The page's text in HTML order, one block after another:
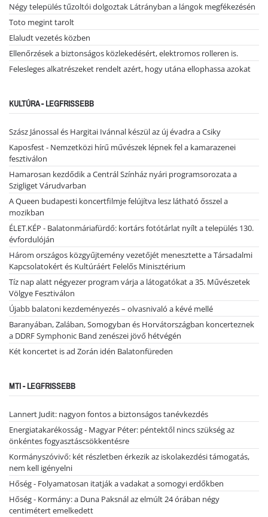
Négy település tűzoltói dolgoztak Látrányban a lángok megfékezésén
Toto megint tarolt
Elaludt vezetés közben
Ellenőrzések a biztonságos közlekedésért, elektromos rolleren is.
Felesleges alkatrészeket rendelt azért, hogy utána ellophassa azokat
KULTÚRA - LEGFRISSEBB
Szász Jánossal és Hargitai Ivánnal készül az új évadra a Csiky
Kaposfest - Nemzetközi hírű művészek lépnek fel a kamarazenei
fesztiválon
Hamarosan kezdődik a Centrál Színház nyári programsorozata a
Szigliget Várudvarban
A Queen budapesti koncertfilmje felújítva lesz látható ősszel a
mozikban
ÉLET.KÉP - Balatonmáriafürdő: kortárs fotótárlat nyílt a település 130.
évfordulóján
Három országos közgyűjtemény vezetőjét menesztette a Társadalmi
Kapcsolatokért és Kultúráért Felelős Minisztérium
Tíz nap alatt négyezer program várja a látogatókat a 35. Művészetek
Völgye Fesztiválon
Újabb balatoni kezdeményezés – olvasnivaló a kévé mellé
Baranyában, Zalában, Somogyban és Horvátországban koncerteznek
a DDRF Symphonic Band zenészei jövő hétvégén
Két koncertet is ad Zorán idén Balatonfüreden
MTI - LEGFRISSEBB
Lannert Judit: nagyon fontos a biztonságos tanévkezdés
Energiatakarékosság - Magyar Péter: péntektől nincs szükség az
önkéntes fogyasztáscsökkentésre
Kormányszóvivő: két részletben érkezik az iskolakezdési támogatás,
nem kell igényelni
Hőség - Folyamatosan itatják a vadakat a somogyi erdőkben
Hőség - Kormány: a Duna Paksnál az elmúlt 24 órában négy
centimétert emelkedett